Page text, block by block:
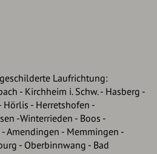
Laufrichtung:
- Kirchheim i. Schw. - Hasberg -
Hörlis - Herretshofen -
-Winterrieden - Boos -
Amendingen - Memmingen -
- Oberbinnwang - Bad